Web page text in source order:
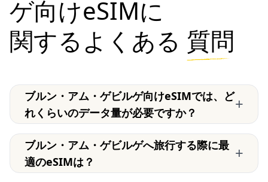
ゲ向けeSIMに
関するよくある 質問
ブルン・アム・ゲビルゲ向けeSIMでは、ど
れくらいのデータ量が必要ですか？
+
ブルン・アム・ゲビルゲへ旅行する際に最
適のeSIMは？
+